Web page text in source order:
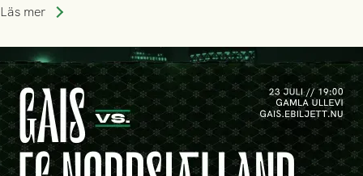
halvtidsvilan sjönk tempot när Nordsjälland tilläts ha mer av
seger! Matchfoto: Mikael Josefsson & Lasse Ekström
Läs mer